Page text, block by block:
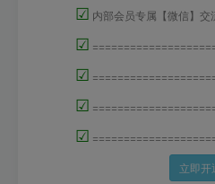
☑ 内部会员专属【微信】交
☑
☑
☑
☑
立即开